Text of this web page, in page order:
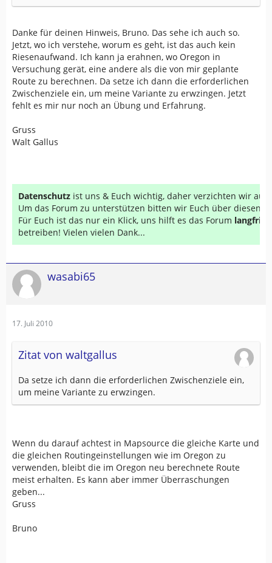
Danke für deinen Hinweis, Bruno. Das sehe ich auch so.
Jetzt, wo ich verstehe, worum es geht, ist das auch kein
Riesenaufwand. Ich kann ja erahnen, wo Oregon in
Versuchung gerät, eine andere als die von mir geplante
Route zu berechnen. Da setze ich dann die erforderlichen
Zwischenziele ein, um meine Variante zu erwzingen. Jetzt
fehlt es mir nur noch an Übung und Erfahrung.
Gruss
Walt Gallus
Datenschutz ist uns & Euch wichtig, daher verzichten wir auf
Um das Forum zu unterstützen bitten wir Euch über diesen
Für Euch ist das nur ein Klick, uns hilft es das Forum
betreiben! Vielen vielen Dank...
wasabi65
17. Juli 2010
Zitat von waltgallus
Da setze ich dann die erforderlichen Zwischenziele ein,
um meine Variante zu erwzingen.
Wenn du darauf achtest in Mapsource die gleiche Karte und
die gleichen Routingeinstellungen wie im Oregon zu
verwenden, bleibt die im Oregon neu berechnete Route
meist erhalten. Es kann aber immer Überraschungen
geben...
Gruss
Bruno